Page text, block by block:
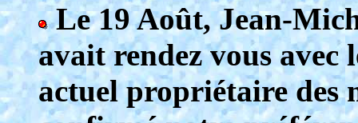
Le 19 Août, Jean-
avait rendez vous
actuel propriétaire des